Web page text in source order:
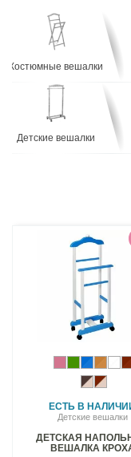
Костюмные вешалки
Детские вешалки
ЕСТЬ В
Детские вешалки
ДЕТСКАЯ
ВЕШАЛКА